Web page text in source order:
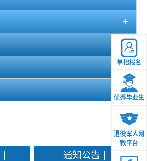
通知公告
单招报名
优秀毕业生
退役军人网
教平台